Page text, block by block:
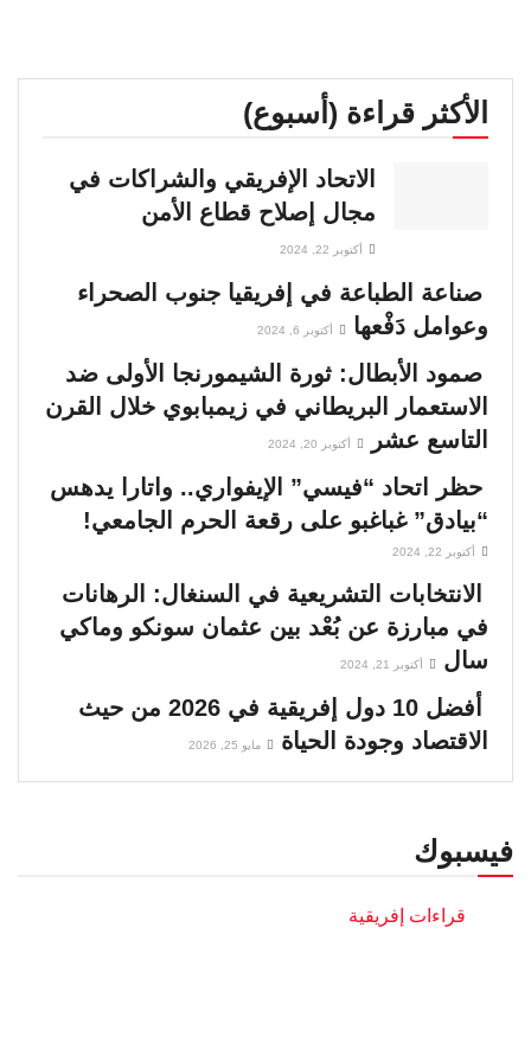
الأكثر قراءة (أسبوع)
الاتحاد الإفريقي والشراكات في
مجال إصلاح قطاع الأمن
أكتوبر 22, 2024
صناعة الطباعة في إفريقيا جنوب الصحراء
وعوامل دَفْعها
أكتوبر 6, 2024
صمود الأبطال: ثورة الشيمورنجا الأولى ضد
الاستعمار البريطاني في زيمبابوي خلال القرن
التاسع عشر
أكتوبر 20, 2024
حظر اتحاد “فيسي” الإيفواري.. واتارا يدهس
“بيادق” غباغبو على رقعة الحرم الجامعي!
أكتوبر 22, 2024
الانتخابات التشريعية في السنغال: الرهانات
في مبارزة عن بُعْد بين عثمان سونكو وماكي
سال
أكتوبر 21, 2024
أفضل 10 دول إفريقية في 2026 من حيث
الاقتصاد وجودة الحياة
مايو 25, 2026
فيسبوك